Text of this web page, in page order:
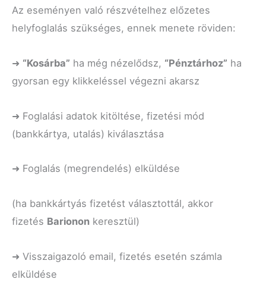
Az eseményen való részvételhez előzetes
helyfoglalás szükséges, ennek menete röviden:
➜ “Kosárba” ha még nézelődsz, “Pénztárhoz” ha
gyorsan egy klikkeléssel végezni akarsz
➜ Foglalási adatok kitöltése, fizetési mód
(bankkártya, utalás) kiválasztása
➜ Foglalás (megrendelés) elküldése
(ha bankkártyás fizetést választottál, akkor
fizetés Barionon keresztül)
➜ Visszaigazoló email, fizetés esetén számla
elküldése